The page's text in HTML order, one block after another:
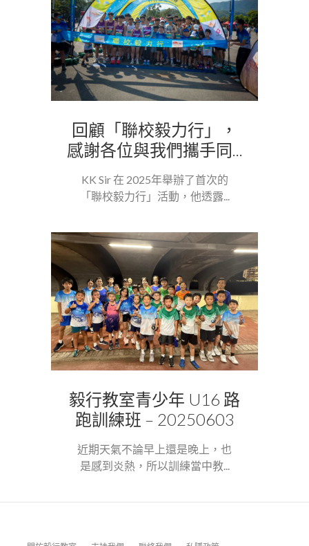
回顧「聯校毅力行」，
感謝各位與我們攜手同...
KK Sir 在 2025年舉辦了首次的
「聯校毅力行」活動，他透露...
毅行教室青少年 U16 路
跑訓練班 – 20250603
近期天氣不論早上還是晚上，也
是感到炎熱，所以訓練當中教...